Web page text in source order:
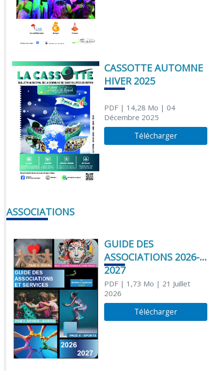
CASSOTTE AUTOMNE
HIVER 2025
PDF| 14,28 Mo | 04
Décembre 2025
Télécharger
ASSOCIATIONS
GUIDE DES
ASSOCIATIONS 2026-
2027
PDF| 1,73 Mo | 21 Juillet
2026
Télécharger